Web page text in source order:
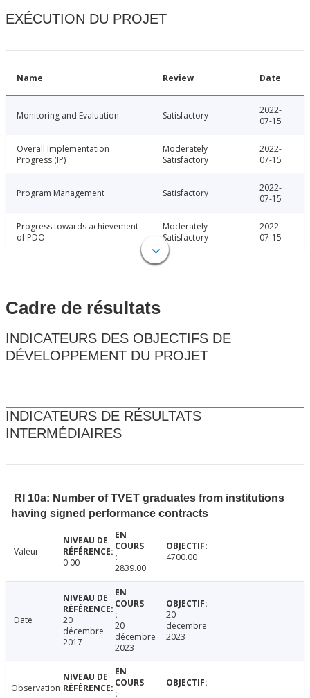
EXÉCUTION DU PROJET
Name Review Date
Monitoring and Evaluation Satisfactory
2022-
07-15
Overall Implementation
Progress (IP)
Moderately
Satisfactory
2022-
07-15
Program Management Satisfactory
2022-
07-15
Progress towards achievement
of PDO
Moderately
Satisfactory
2022-
07-15
Cadre de résultats
INDICATEURS DES OBJECTIFS DE
DÉVELOPPEMENT DU PROJET
INDICATEURS DE RÉSULTATS
INTERMÉDIAIRES
RI 10a: Number of TVET graduates from institutions
having signed performance contracts
Valeur
0.00
2839.00
4700.00
Date
20
décembre
2017
20
décembre
2023
20
décembre
2023
Observation